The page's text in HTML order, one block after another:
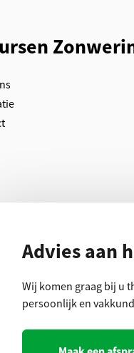
Advies aan
Wij komen graag bij u
persoonlijk en